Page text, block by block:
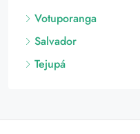
Votuporanga
Salvador
Tejupá